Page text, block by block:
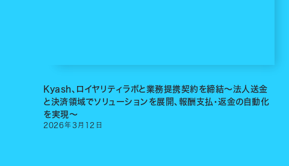
Kyash、ロイヤリティラボと業務提携契約を締結〜法人送金
と決済領域でソリューションを展開、報酬支払・返金の自動化
を実現〜
2026年3 月 12 日